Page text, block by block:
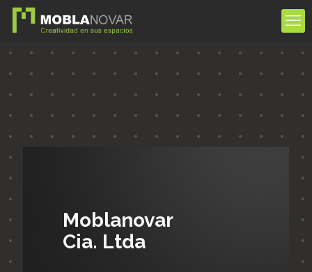
Moblanovar
Cia. Ltda